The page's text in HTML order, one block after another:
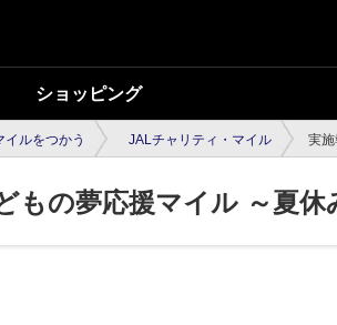
ショッピング
イルをつかう JALチャリティ・マイル 実
の夢応援マイル ～夏休